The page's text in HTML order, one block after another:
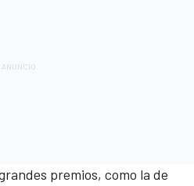
premios, como la de